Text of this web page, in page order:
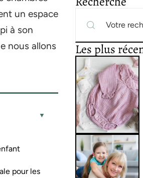
un espace
à son
nous allons
pour les
Les plus